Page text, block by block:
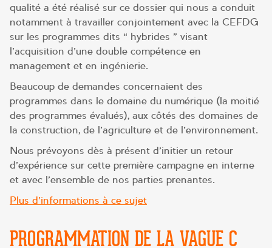
qualité a été réalisé sur ce dossier qui nous a conduit
notamment à travailler conjointement avec la CEFDG
sur les programmes dits « hybrides » visant
l’acquisition d’une double compétence en
management et en ingénierie.
Beaucoup de demandes concernaient des
programmes dans le domaine du numérique (la moitié
des programmes évalués), aux côtés des domaines de
la construction, de l’agriculture et de l’environnement.
Nous prévoyons dès à présent d’initier un retour
d’expérience sur cette première campagne en interne
et avec l’ensemble de nos parties prenantes.
Plus d’informations à ce sujet
PROGRAMMATION DE LA VAGUE C